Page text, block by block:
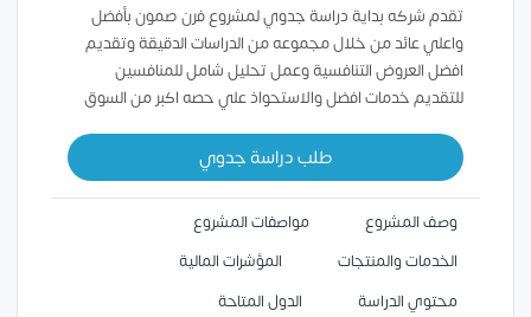
تقدم شركه بداية دراسة جدوي لمشروع فرن صمون بأفضل
واعلي عائد من خلال مجموعه من الدراسات الدقيقة وتقديم
افضل العروض التنافسية وعمل تحليل شامل للمنافسين
للتقديم خدمات افضل والاستحواذ علي حصه اكبر من السوق
طلب دراسة جدوي
وصف المشروع
مواصفات المشروع
الخدمات والمنتجات
المؤشرات المالية
محتوي الدراسة
الدول المتاحة